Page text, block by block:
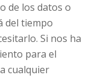
de los datos o
del tiempo
Si nos ha
para el
cualquier